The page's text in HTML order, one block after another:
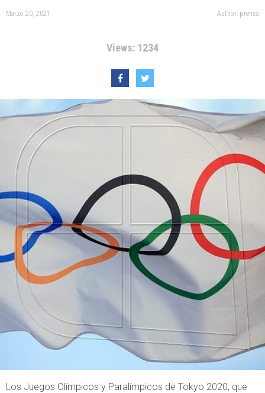
Marzo 20, 2021 Author: prensa
Views: 1234
Los Juegos Olímpicos y Paralímpicos de Tokyo 2020, que